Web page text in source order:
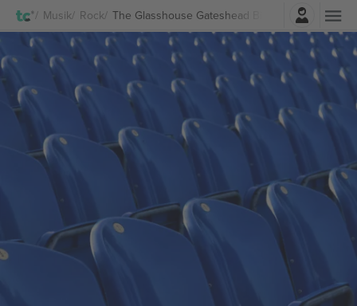
Musik Rock The Glasshouse Gateshead Billetter
Log ind